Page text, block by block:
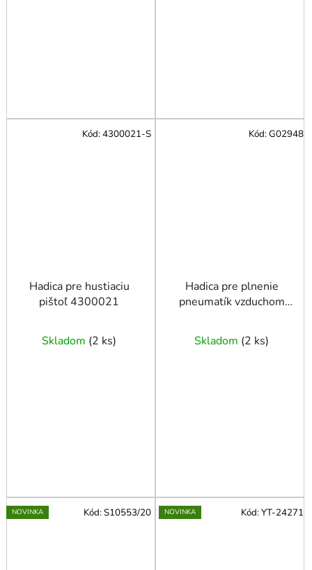
Hadica pre hustiaciu
pištoľ 4300021
Skladom (2 ks)
Kód:4300021-S
Hadica pre plnenie
pneumatík vzduchom
Skladom (2 ks)
Kód:G02948
NOVINKA Kód:S10553/20 NOVINKA Kód:YT-24271